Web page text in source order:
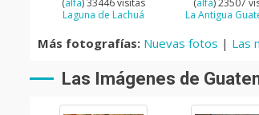
(alfa) 33446 visitas
Laguna de Lachuá
Pedro
(alfa) 23507
La Antigua
Más fotografías: Nuevas fotos | Las
Las Imágenes de